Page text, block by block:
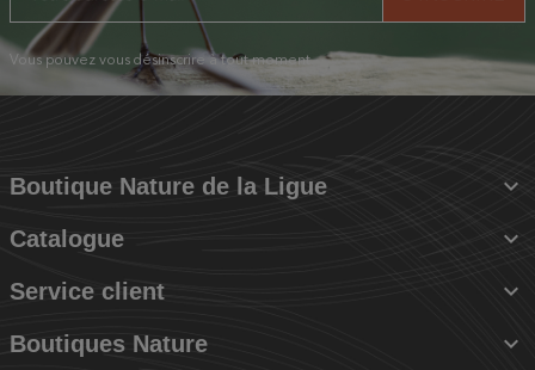
Vous pouvez vous désinscrire à tout moment.
Boutique Nature de la Ligue 
Catalogue 
Service client 
Boutiques Nature 